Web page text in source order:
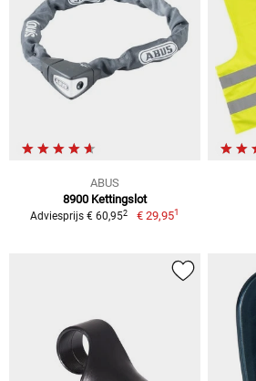
ABUS
8900 Kettingslot
Adviesprijs € 60,952 € 29,951